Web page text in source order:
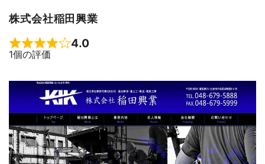
株式会社稲田興業
Rated 4 out of 5
4.0
1個の評価